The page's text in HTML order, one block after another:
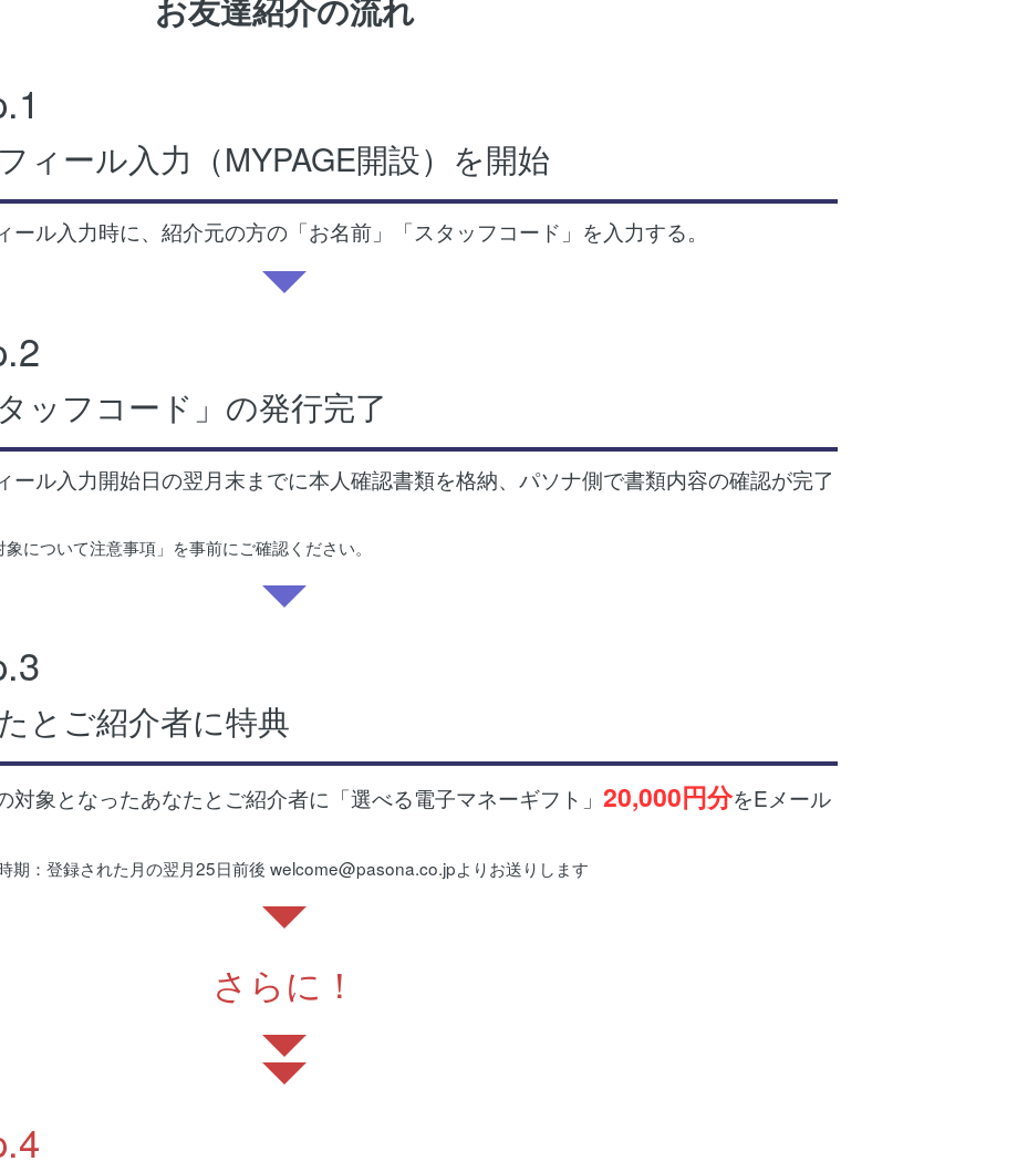
お友達紹介の流れ
ィール入力（MYPAGE開設）を開始
ール入力時に、紹介元の方の「お名前」「スタッフコード」を入力する。
タッフコード」の発行完了
ール入力開始日の翌月末までに本人確認書類を格納、パソナ側で書類内容の確認が完了
について注意事項」を事前にご確認ください。
とご紹介者に特典
対象となったあなたとご紹介者に「選べる電子マネーギフト」 20,000円分をEメール
期：登録された月の翌月25日前後 welcome@pasona.co.jpよりお送りします
さらに！